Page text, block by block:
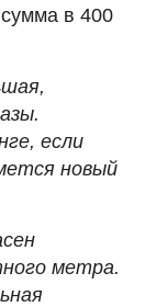
в 400
если
новый
метра.